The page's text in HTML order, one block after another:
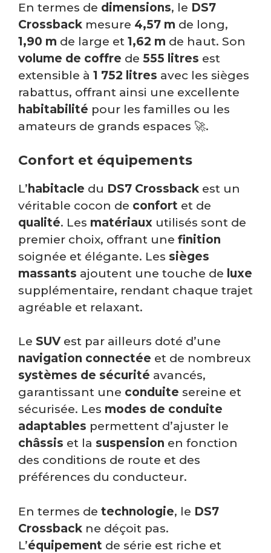
En termes de dimensions, le DS7
Crossback mesure 4,57 m de long,
1,90 m de large et 1,62 m de haut. Son
volume de coffre de 555 litres est
extensible à 1 752 litres avec les sièges
rabattus, offrant ainsi une excellente
habitabilité pour les familles ou les
amateurs de grands espaces 🚀.
Confort et équipements
L’ habitacle du DS7 Crossback est un
véritable cocon de confort et de
qualité. Les matériaux utilisés sont de
premier choix, offrant une finition
soignée et élégante. Les sièges
massants ajoutent une touche de luxe
supplémentaire, rendant chaque trajet
agréable et relaxant.
Le SUVest par ailleurs doté d’une
navigation connectée et de nombreux
systèmes de sécurité avancés,
garantissant une conduite sereine et
sécurisée. Les modes de conduite
adaptables permettent d’ajuster le
châssis et la suspension en fonction
des conditions de route et des
préférences du conducteur.
En termes de technologie, le DS7
Crossback ne déçoit pas.
L’équipement de série est riche et